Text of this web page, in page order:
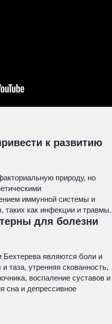
к развитию
природу, но
иммунной системы и
таких как инфекции и травмы.
для болезни
являются боли и
таза, утренняя скованность,
воспаление суставов и
сна и депрессивное